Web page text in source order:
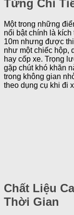
Từng Chi
Một trong những
nổi bật chính là
10m nhưng được
như một chiếc hộp,
hay cốp xe. Trọng
gặp chút khó khăn
trong không gian
theo dụng cụ khi đi
Chất Liệu
Thời Gian